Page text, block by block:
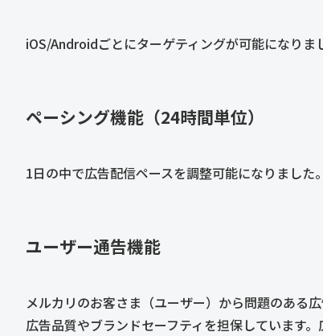
iOS/Androidごとにターゲティングが可能になりま
ペーシング機能（24時間単位）
1日の中で広告配信ペースを調整可能になりました
ユーザー通告機能
メルカリのお客さま（ユーザー）から問題のある
広告品質やブランドセーフティを担保しています